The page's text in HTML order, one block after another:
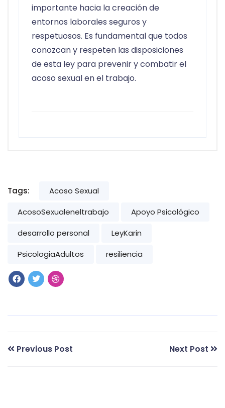
importante hacia la creación de
entornos laborales seguros y
respetuosos. Es fundamental que todos
conozcan y respeten las disposiciones
de esta ley para prevenir y combatir el
acoso sexual en el trabajo.
Tags:
Acoso Sexual
AcosoSexualeneltrabajo
Apoyo Psicológico
desarrollo personal
LeyKarin
PsicologiaAdultos
resiliencia
Previous Post Next Post